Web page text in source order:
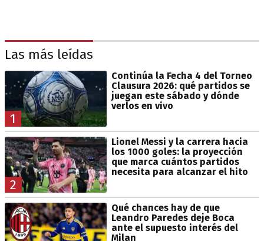
Las más leídas
1
Continúa la Fecha 4 del Torneo
Clausura 2026: qué partidos se
juegan este sábado y dónde
verlos en vivo
2
Lionel Messi y la carrera hacia
los 1000 goles: la proyección
que marca cuántos partidos
necesita para alcanzar el hito
Qué chances hay de que
Leandro Paredes deje Boca
ante el supuesto interés del
Milan